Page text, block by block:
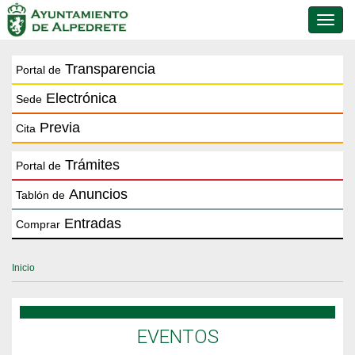
de
Portal de Transparencia
Sede Electrónica
Cita Previa
Portal de Trámites
Tablón de Anuncios
Comprar Entradas
Inicio
EVENTOS